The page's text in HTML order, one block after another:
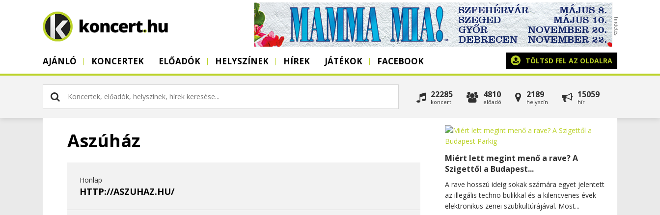
AJÁNLÓ KONCERTEK ELŐADÓK HELYSZÍNEK HÍREK JÁTÉKOK FACEBOOK TÖLTSD FEL AZ OLDALRA
22285
koncert
4810
előadó
2189
helyszín
15059
hír
Aszúház
Honlap
HTTP://ASZUHAZ.HU/
Miért lett megint menő a rave? A
Szigettől a Budapest...
A rave hosszú ideig sokak számára egyet jelentett
az illegális techno bulikkal és a kilencvenes évek
elektronikus zenei szubkultúrájával. Most...